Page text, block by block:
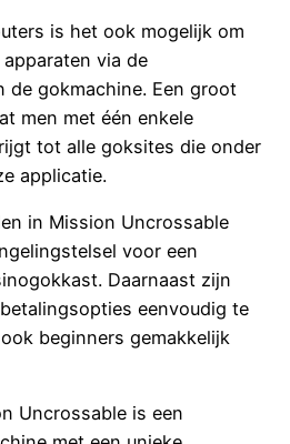
is het ook mogelijk om
via de
de gokmachine. Een groot
men met één enkele
tot alle goksites die onder
applicatie.
in Mission Uncrossable
voor een
Daarnaast zijn
eenvoudig te
beginners gemakkelijk
Uncrossable is een